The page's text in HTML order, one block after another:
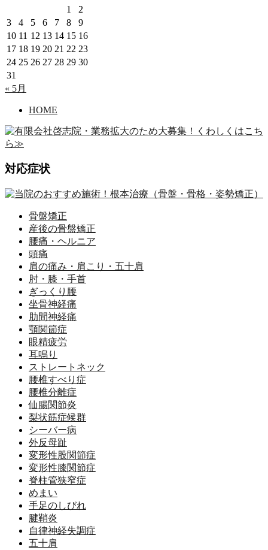
1
2
3
4 5 6 7 8
9
10 11 12 13 14 15 16
17 18 19 20 21 22 23
24 25 26 27 28 29 30
31
« 5月
HOME
対応症状
骨盤矯正
産後の骨盤矯正
腰痛・ヘルニア
頭痛
肩の痛み・肩こり・五十肩
肘・膝・手首
ぎっくり腰
坐骨神経痛
肋間神経痛
顎関節症
眼精疲労
耳鳴り
ストレートネック
腰椎すべり症
腰椎分離症
仙腸関節炎
梨状筋症候群
シーバー病
外反母趾
変形性股関節症
変形性膝関節症
脊柱管狭窄症
めまい
手足のしびれ
腱鞘炎
自律神経失調症
五十肩